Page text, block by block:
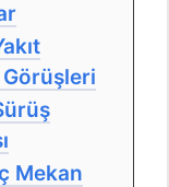
Görüşleri
Mekan